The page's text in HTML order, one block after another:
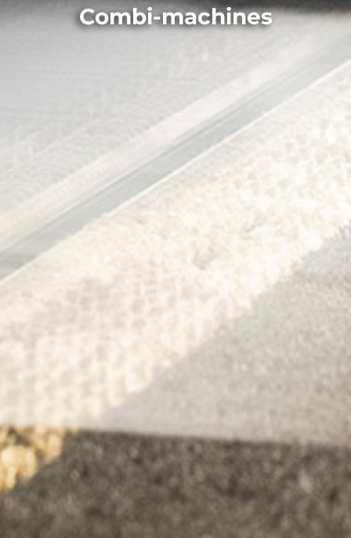
Combi-machines